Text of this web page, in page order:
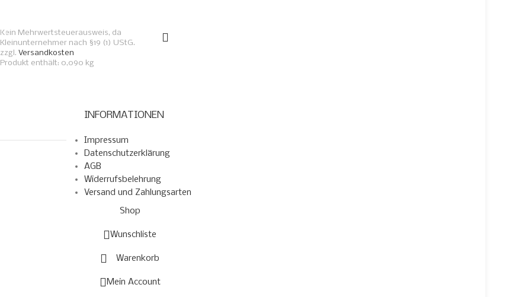
Kein Mehrwertsteuerausweis, da
Kleinunternehmer nach §19 (1) UStG.
zzgl.Versandkosten
Produkt enthält: 0,090 kg
INFORMATIONEN
Impressum
Datenschutzerklärung
AGB
Widerrufsbelehrung
Versand und Zahlungsarten
Shop
Wunschliste
Warenkorb
Mein Account